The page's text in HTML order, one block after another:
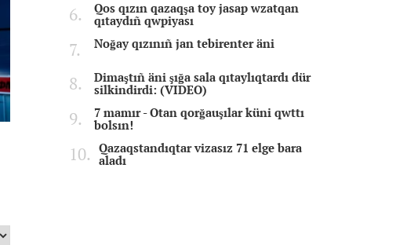
Qos qızın qazaqşa toy jasap wzatqan
qıtaydıñ qwpiyası
Noğay qızınıñ jan tebirenter äni
Dimaştıñ äni şığa sala qıtaylıqtardı dür
silkindirdi: (VIDEO)
7 mamır - Otan qorğauşılar küni qwttı
bolsın!
Qazaqstandıqtar vizasız 71 elge bara
aladı